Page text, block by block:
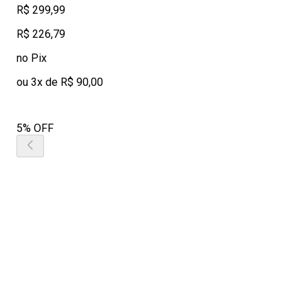
R$ 299,99
R$ 226,79
no Pix
ou 3x de R$ 90,00
5% OFF